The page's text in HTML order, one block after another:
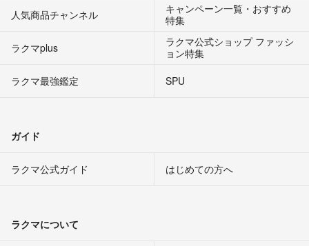
人気商品チャンネル
キャンペーン一覧・おすすめ
特集
ラクマplus
ラクマ公式ショップ ファッシ
ョン特集
ラクマ最強鑑定
SPU
ガイド
ラクマ公式ガイド はじめての方へ
ラクマについて